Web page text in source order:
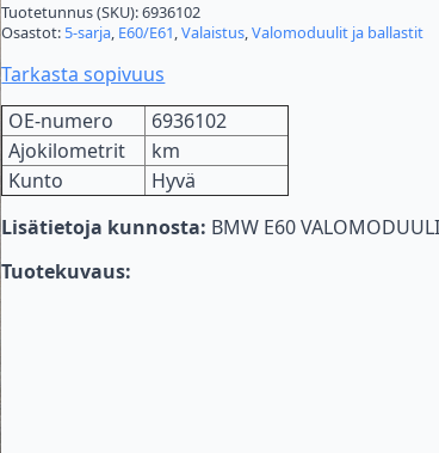
Tuotetunnus (SKU):6936102
Osastot: 5-sarja, E60/E61,Valaistus,Valomoduulit ja ballastit
Tarkasta sopivuus
OE-numero
6936102
Ajokilometrit
km
Kunto
Hyvä
Lisätietoja kunnosta: BMW E60
Tuotekuvaus: